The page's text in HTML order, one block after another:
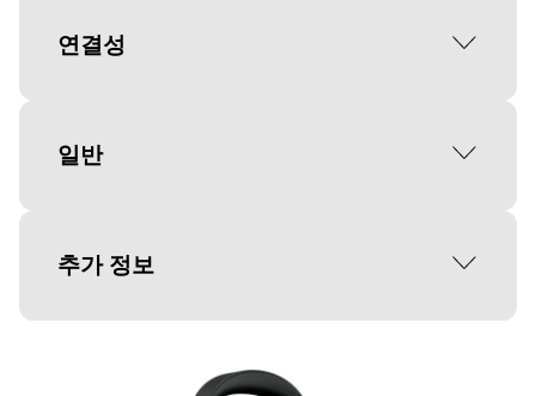
스피커 최대 입력 전력
스피커 주파수 범위
스피커 대역폭 (음악 모드)
스피커 대역폭 (대화 모드)
폼 팩터
연결성
연결성
무선 기술
Bluetooth® 프로필
일반
패키지 구성품
패키지 크기 (가로 x 높이 x 세로)
추가 정보